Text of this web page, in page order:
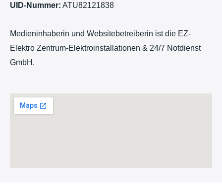
UID-Nummer: ATU82121838
Medieninhaberin und Websitebetreiberin ist die EZ-
Elektro Zentrum-Elektroinstallationen & 24/7 Notdienst
GmbH.